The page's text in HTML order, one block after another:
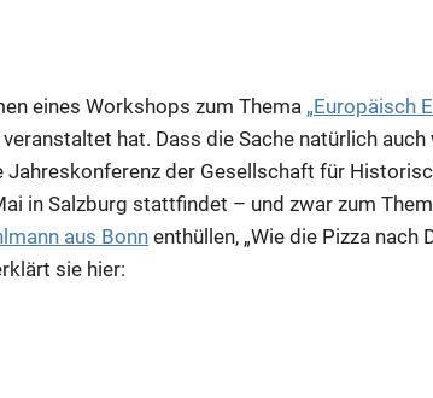
eines Workshops zum Thema „Europäisch
hat. Dass die Sache natürlich
der Gesellschaft für
in Salzburg stattfindet – und zwar zum
aus Bonn enthüllen, „Wie die Pizza nach
sie hier: